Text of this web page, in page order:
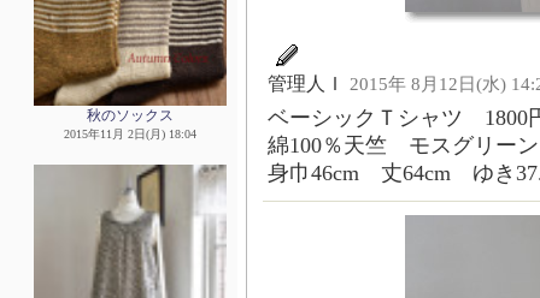
秋のソックス
2015年11月 2日(月) 18:04
管理人Ｉ 2015年 8月12日(水)
ベーシックＴシャツ 1800
綿100％天竺 モスグリー
身巾46cm 丈64cm ゆき